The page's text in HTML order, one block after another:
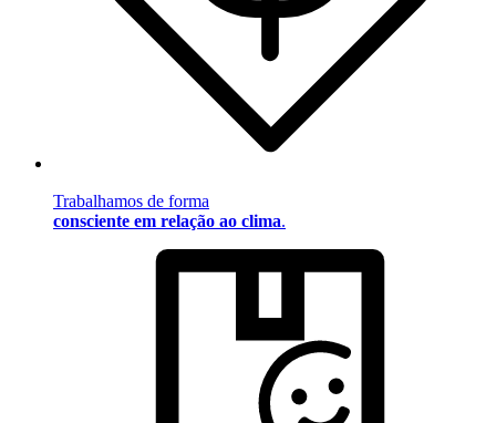
Trabalhamos de forma
consciente em relação ao clima.